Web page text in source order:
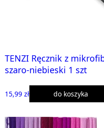
TENZI Ręcznik z
szaro-niebieski 1 szt
15,99 zł do koszyka